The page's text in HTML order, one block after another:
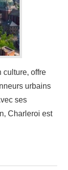
culture, offre
urbains
ses
Charleroi est